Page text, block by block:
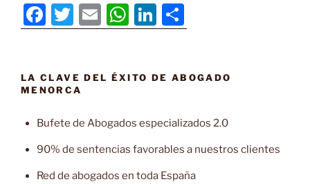
F
a
e
b
o
o
k
T
w
er
E
m
l
W
h
s
p
p
Li
n
e
n
o
p
tir
LA CLAVE DEL ÉXITO DE ABOGADO
MENORCA
Bufete de Abogados especializados 2.0
90% de sentencias favorables a nuestros clientes
Red de abogados en toda España